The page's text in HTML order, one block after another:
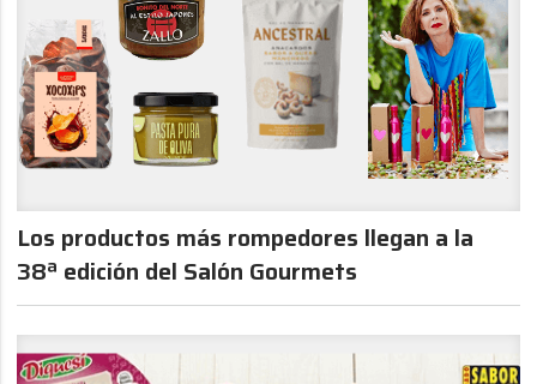
Los productos más rompedores llegan a la
38ª edición del Salón Gourmets